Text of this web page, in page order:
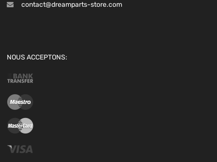
contact@dreamparts-store.com
NOUS ACCEPTONS: